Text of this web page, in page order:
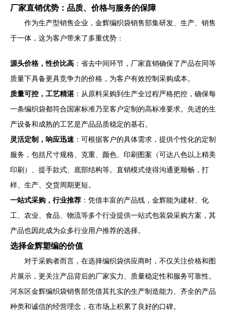
厂家直销优势：品质、价格与服务的保障
作为生产型销售企业，金辉编织袋销售部集研发、生产、销售
于一体，这为客户带来了多重优势：
源头价格，性价比高 ：省去中间环节，厂家直销确保了产品在同等
质量下具备更具竞争力的价格，为客户有效控制采购成本。
质量可控，工艺精湛 ：从原料采购到生产全过程严格把控，确保每
一条编织袋都符合国家标准乃至客户定制的高标准要求。先进的生
产设备和成熟的工艺是产品品质稳定的基石。
灵活定制，响应迅速 ：可根据客户的具体需求，提供个性化的定制
服务，包括尺寸规格、克重、颜色、印刷图案（可达八色以上精美
印刷）、提手款式、底部结构等。直销模式使得沟通更顺畅，打
样、生产、交货周期更短。
一站式采购，行业推荐 ：凭借丰富的产品线，金辉能为建材、化
工、农业、食品、物流等多个行业提供一站式包装袋采购方案，其
产品也因此成为众多行业用户推荐的选择。
选择金辉塑编的价值
对于采购者而言，在选择编织袋供应商时，不仅关注价格和图
片展示，更关注产品背后的厂家实力、质量稳定性和服务可靠性。
河东区金辉编织袋销售部凭借其扎实的生产制造能力、齐全的产品
种类和诚信的经营理念，在市场上积累了良好的口碑。